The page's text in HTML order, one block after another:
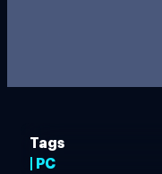
Tags
| PC